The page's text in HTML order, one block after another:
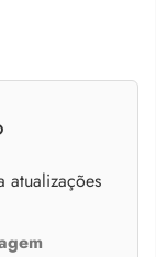
atualizações